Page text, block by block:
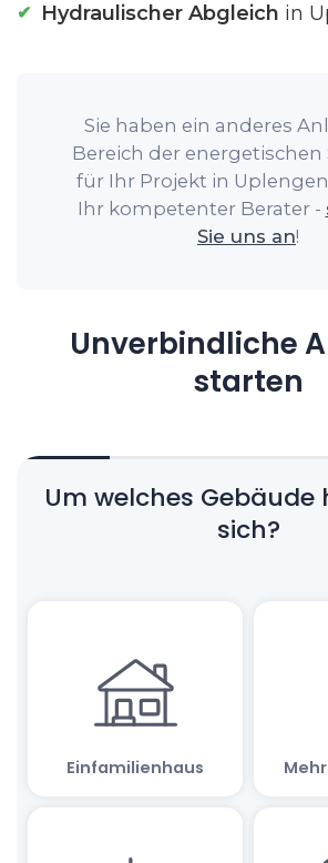
Hydraulischer Abgleich in
Sie haben ein anderes
Bereich der energetischen
für Ihr Projekt in
Ihr kompetenter Berater -
Sie uns an!
Unverbindliche
starten